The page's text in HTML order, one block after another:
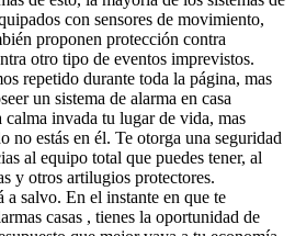
con sensores de movimiento,
proponen protección contra
otro tipo de eventos imprevistos.
repetido durante toda la página, mas
un sistema de alarma en casa
calma invada tu lugar de vida, mas
no estás en él. Te otorga una seguridad
al equipo total que puedes tener, al
y otros artilugios protectores.
a salvo. En el instante en que te
casas , tienes la oportunidad de